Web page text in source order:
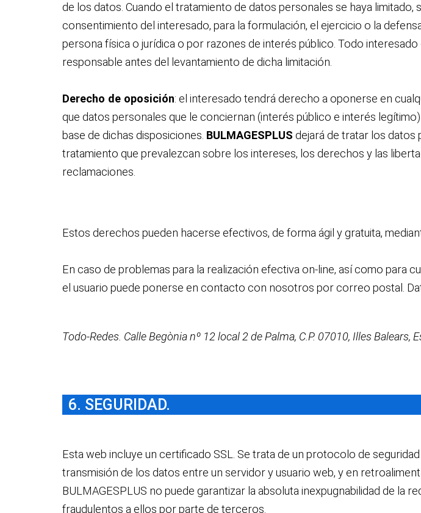
de los datos. Cuando el tratamiento de datos personales se haya
consentimiento del interesado, para la formulación, el ejercicio o la
persona física o jurídica o por razones de interés público. Todo
responsable antes del levantamiento de dicha limitación.
Derecho de oposición: el interesado tendrá derecho a oponerse en
que datos personales que le conciernan (interés público e interés
base de dichas disposiciones. BULMAGESPLUS dejará de tratar los datos
tratamiento que prevalezcan sobre los intereses, los derechos y las
reclamaciones.
Estos derechos pueden hacerse efectivos, de forma ágil y gratuita,
En caso de problemas para la realización efectiva on-line, así como para
el usuario puede ponerse en contacto con nosotros por correo postal.
Todo-Redes. Calle Begònia nº 12 local 2 de Palma, C.P. 07010, Illes Balears,
6. SEGURIDAD.
Esta web incluye un certificado SSL. Se trata de un protocolo de
transmisión de los datos entre un servidor y usuario web, y en
BULMAGESPLUS no puede garantizar la absoluta inexpugnabilidad de
fraudulentos a ellos por parte de terceros.